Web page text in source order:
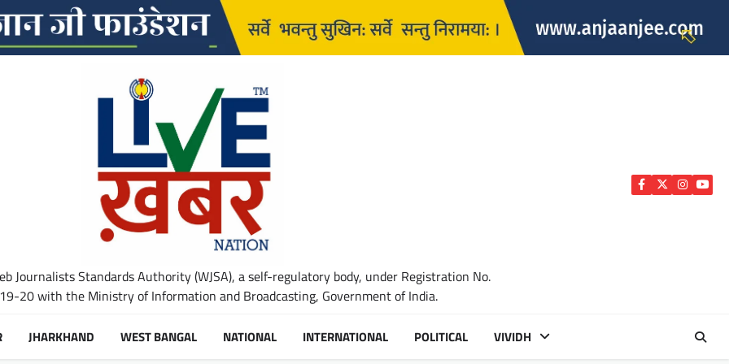
Journalists Standards Authority (WJSA), a self-regulatory body, under Registration No.
20 with the Ministry of Information and Broadcasting, Government of India.
Facebook
Twitter
JHARKHAND WEST BANGAL NATIONAL INTERNATIONAL POLITICAL VIVIDH